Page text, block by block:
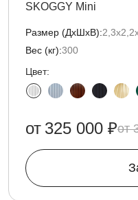
SKOGGY Mini
Размер (ДxШxВ):
Вес (кг):300
Цвет:
от 325 000 ₽